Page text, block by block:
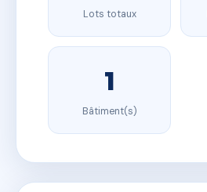
Lots totaux
1
Bâtiment(s)